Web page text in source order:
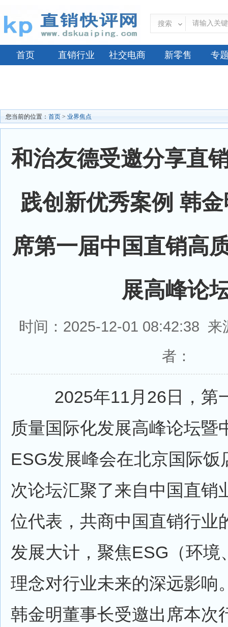
搜索
首页 直销行业 社交电商 新零售 专
您当前的位置： 首页 > 业界焦点
和治友德受邀分享直
践创新优秀案例 韩
席第一届中国直销高
展高峰论
时间：2025-12-01 08:42:38
者：
2025年11月26日，第
质量国际化发展高峰论坛暨
ESG发展峰会在北京国际饭
次论坛汇聚了来自中国直销
位代表，共商中国直销行业
发展大计，聚焦ESG（环境
理念对行业未来的深远影响
韩金明董事长受邀出席本次